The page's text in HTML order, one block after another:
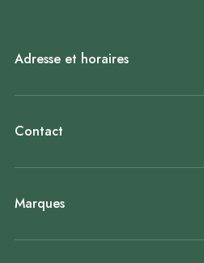
Adresse et horaires
Contact
Marques